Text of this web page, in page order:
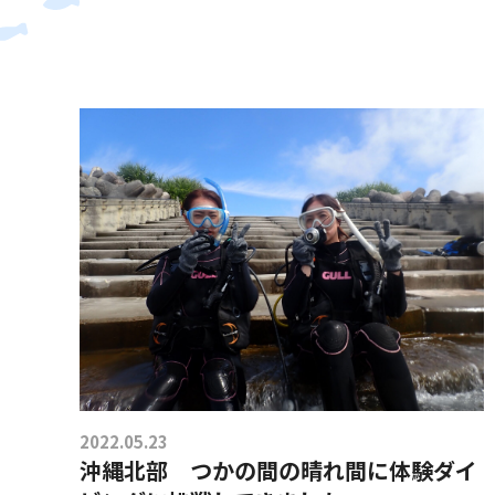
2022.05.23
沖縄北部 つかの間の晴れ間に体験ダイ